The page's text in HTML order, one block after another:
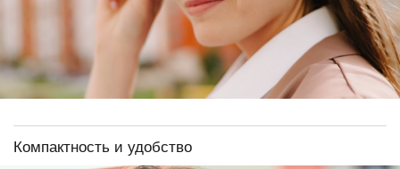
Компактность и удобство